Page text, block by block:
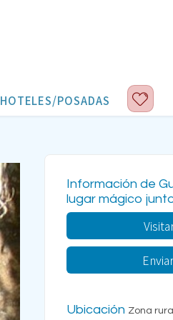
HOTELES/POSADAS
Información de
lugar mágico
Ubicación Zona rural